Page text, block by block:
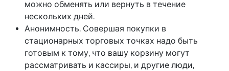
можно обменять или вернуть в течение
нескольких дней.
Анонимность. Совершая покупки в
стационарных торговых точках надо быть
готовым к тому, что вашу корзину могут
рассматривать и кассиры, и другие люди,